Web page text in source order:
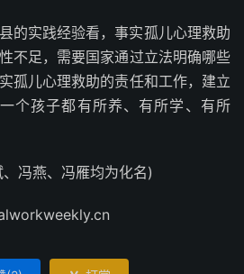
的实践经验看，事实孤儿心理救助
不足，需要国家通过立法明确哪些
孤儿心理救助的责任和工作，建立
个孩子都有所养、有所学、有所
冯燕、冯雁均为化名)